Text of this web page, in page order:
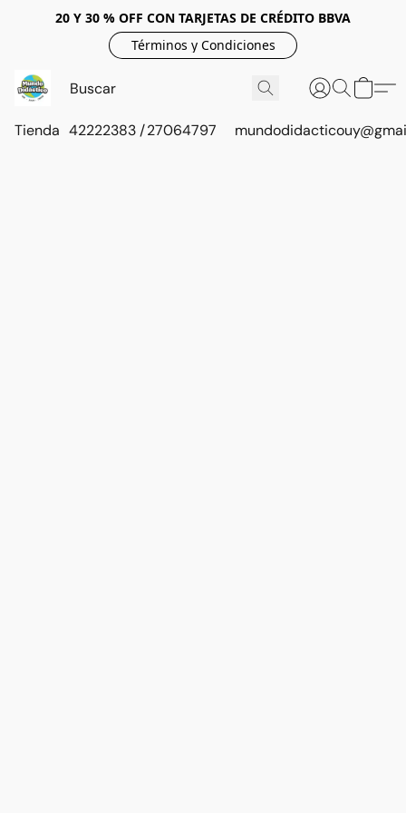
20 Y 30 % OFF CON TARJETAS DE CRÉDITO BBVA
Términos y Condiciones
Tienda 42222383 / 27064797